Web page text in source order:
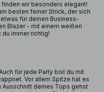
wir besonders elegant!
besten feiner Strick, der sich
für deinen Business-
Blazer - mit einem weißen
immer richtig!
für jede Party bist du mit
Vor allem Spitze hat es
Ausschnitt deines Tops gehst